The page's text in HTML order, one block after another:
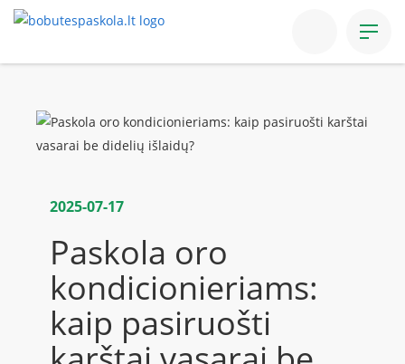
Paskolos
Paskola automobiliui
Paskola būsto remontui
Refinansavimas
Pasitikrink įsipareigojimus
2025-07-17
Paskola oro
kondicionieriams:
kaip pasiruošti